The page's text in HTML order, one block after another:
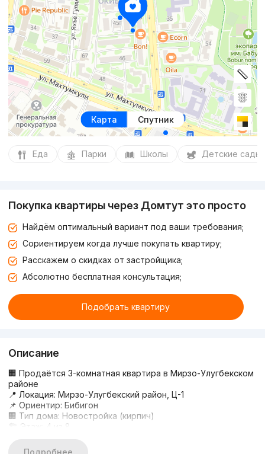
Карта Спутник
Еда Парки Школы Детские сады
Покупка квартиры через Домтут это просто
Найдём оптимальный вариант под ваши требования;
Сориентируем когда лучше покупать квартиру;
Расскажем о скидках от застройщика;
Абсолютно бесплатная консультация;
Подобрать квартиру
Описание
🏢 Продаётся 3-комнатная квартира в Мирзо-Улугбекском
районе
📍 Локация: Мирзо-Улугбекский район, Ц-1
📌 Ориентир: Бибигон
🏢 Тип дома: Новостройка (кирпич)
🏗 Этаж: 4 из 8
🚪 Комнаты: 3
Подробнее